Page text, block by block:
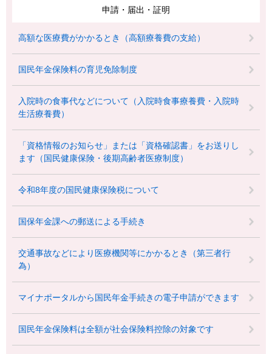
申請・届出・証明
高額な医療費がかかるとき（高額療養費の支給）
国民年金保険料の育児免除制度
入院時の食事代などについて（入院時食事療養費・入院時
生活療養費）
「資格情報のお知らせ」または「資格確認書」をお送りし
ます（国民健康保険・後期高齢者医療制度）
令和8年度の国民健康保険税について
国保年金課への郵送による手続き
交通事故などにより医療機関等にかかるとき（第三者行
為）
マイナポータルから国民年金手続きの電子申請ができます
国民年金保険料は全額が社会保険料控除の対象です